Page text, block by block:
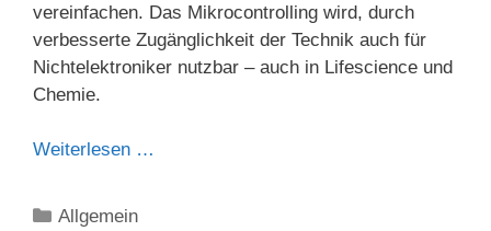
vereinfachen. Das Mikrocontrolling wird, durch
verbesserte Zugänglichkeit der Technik auch für
Nichtelektroniker nutzbar – auch in Lifescience und
Chemie.
Weiterlesen …
Kategorien
Allgemein